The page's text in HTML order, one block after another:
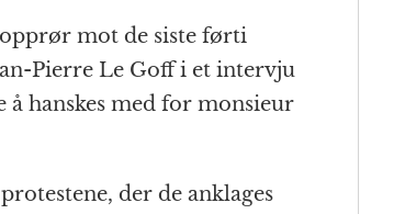
mot de siste førti
Pierre Le Goff i et intervju
hanskes med for monsieur
der de anklages